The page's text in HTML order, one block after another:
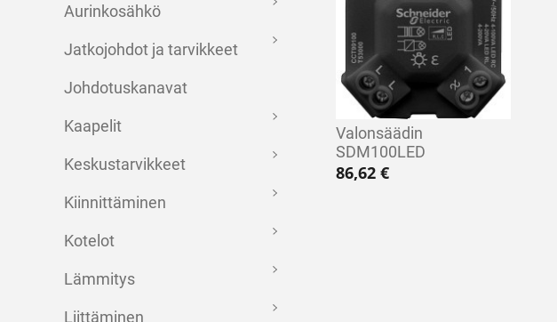
Aurinkosähkö
Jatkojohdot ja tarvikkeet
Johdotuskanavat
Kaapelit
Keskustarvikkeet
Kiinnittäminen
Kotelot
Lämmitys
Liittäminen
Valonsäädin
SDM100LED
86,62 €